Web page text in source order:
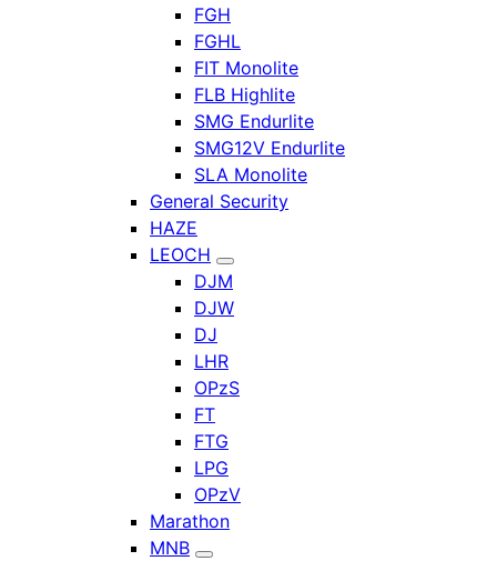
FGH
FGHL
FIT Monolite
FLB Highlite
SMG Endurlite
SMG12V Endurlite
SLA Monolite
General Security
HAZE
LEOCH
DJM
DJW
DJ
LHR
OPzS
FT
FTG
LPG
OPzV
Marathon
MNB